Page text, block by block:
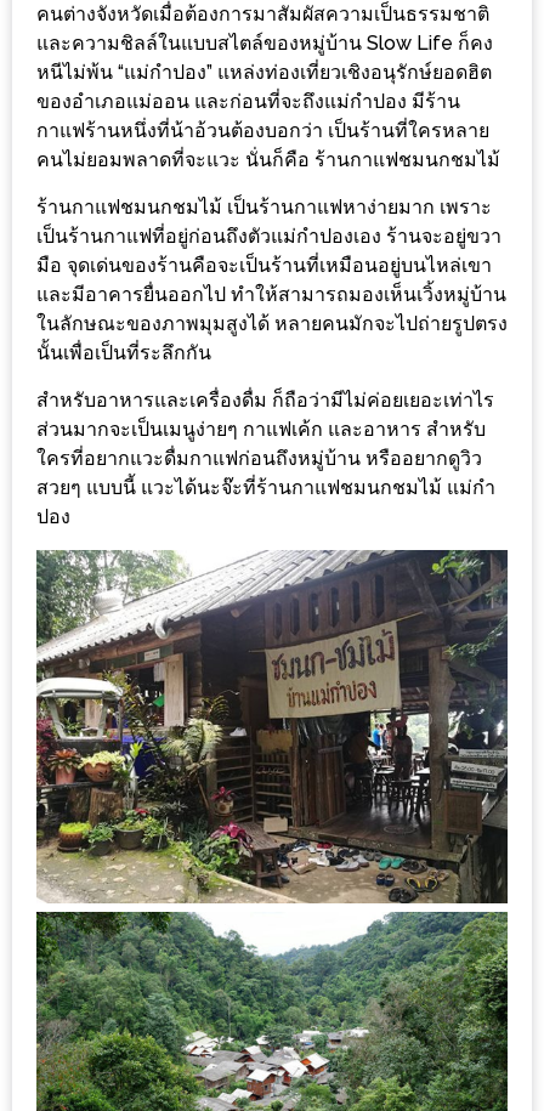
10
ร้าน
พ่อ
ค้า
แซ่บ
แม่ค้า
สวย
ร้าน
รวย
เสน่ห์
ของ
เชียงใหม่
ที่
ต้อง
16
ร้าน
อร่อย
ที่
ต้อง
มา
ลอง
ถนน
คน
เดิน
วัน
อาทิตย์
ท่าแพ
เชียงใหม่
CART
คนต่างจังหวัดเมื่อต้องการมาสัมผัสความเป็นธรรมชาติ
และความชิลล์ในแบบสไตล์ของหมู่บ้าน Slow Life ก็คง
หนีไม่พ้น “แม่กำปอง” แหล่งท่องเที่ยวเชิงอนุรักษ์ยอดฮิต
ของอำเภอแม่ออน และก่อนที่จะถึงแม่กำปอง มีร้าน
กาแฟร้านหนึ่งที่น้าอ้วนต้องบอกว่า เป็นร้านที่ใครหลาย
คนไม่ยอมพลาดที่จะแวะ นั่นก็คือ ร้านกาแฟชมนกชมไม้
ร้านกาแฟชมนกชมไม้ เป็นร้านกาแฟหาง่ายมาก เพราะ
เป็นร้านกาแฟที่อยู่ก่อนถึงตัวแม่กำปองเอง ร้านจะอยู่ขวา
มือ จุดเด่นของร้านคือจะเป็นร้านที่เหมือนอยู่บนไหล่เขา
และมีอาคารยื่นออกไป ทำให้สามารถมองเห็นเวิ้งหมู่บ้าน
ในลักษณะของภาพมุมสูงได้ หลายคนมักจะไปถ่ายรูปตรง
นั้นเพื่อเป็นที่ระลึกกัน
สำหรับอาหารและเครื่องดื่ม ก็ถือว่ามีไม่ค่อยเยอะเท่าไร
ส่วนมากจะเป็นเมนูง่ายๆ กาแฟเค้ก และอาหาร สำหรับ
ใครที่อยากแวะดื่มกาแฟก่อนถึงหมู่บ้าน หรืออยากดูวิว
สวยๆ แบบนี้ แวะได้นะจ๊ะที่ร้านกาแฟชมนกชมไม้ แม่กำ
ปอง